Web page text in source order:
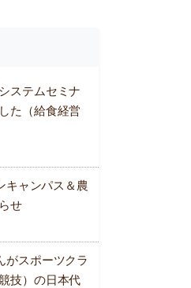
ステムセミナ
た（給食経営
キャンパス＆農
せ
がスポーツクラ
技）の日本代